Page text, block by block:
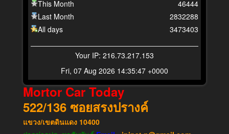
This Month
Last Month
All days
46444
2832288
3473403
Your IP: 216.73.217.153
Fri, 07 Aug 2026 14:35:47 +0000
Mortor Car Today
522/136 ซอยสรงปรางค์
แขวง​/เขต​ดินแดง​ 10400